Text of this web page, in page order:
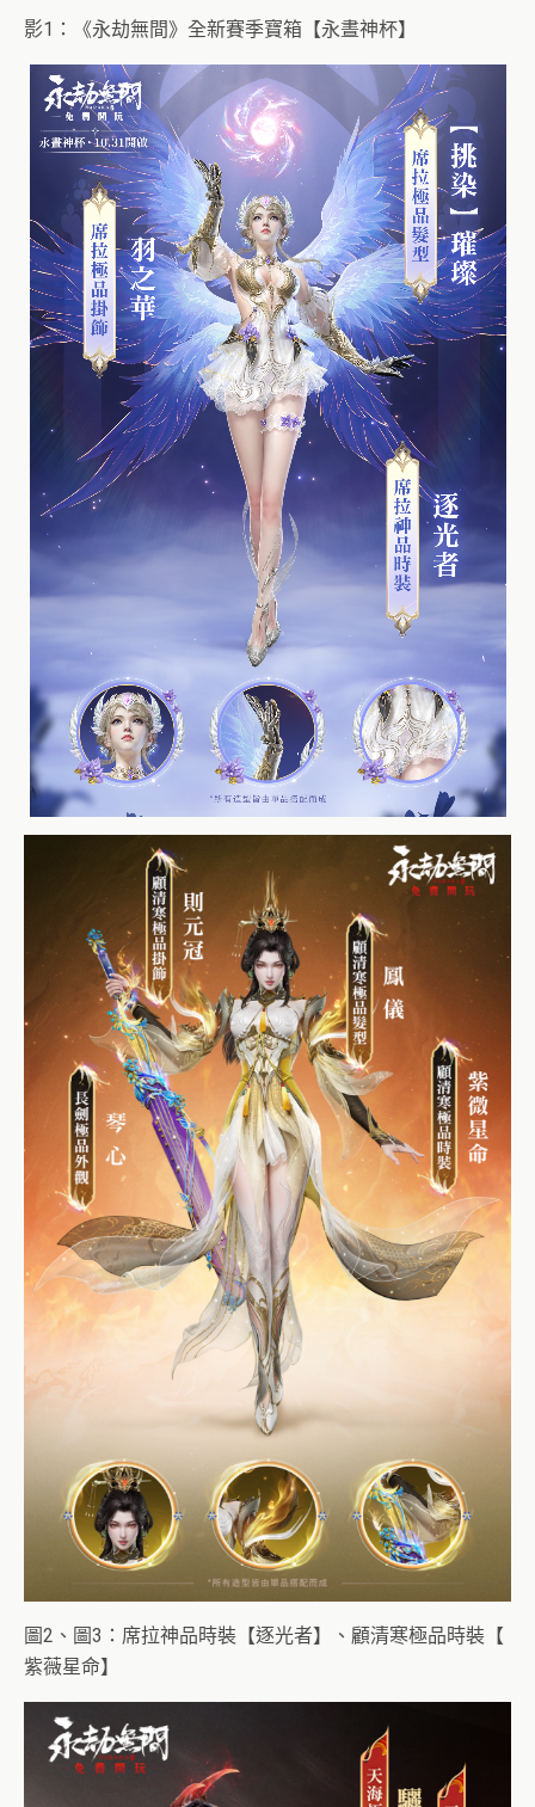
影1：《永劫無間》全新賽季寶箱【永晝神杯】
圖2、圖3：席拉神品時裝【逐光者】、顧清寒極品時裝【
紫薇星命】